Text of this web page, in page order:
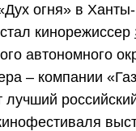
огня» в
кинорежиссер
автономного
– компании
лучший